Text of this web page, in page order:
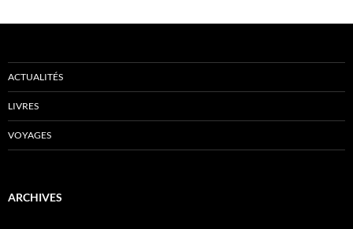
ACTUALITÉS
LIVRES
VOYAGES
ARCHIVES